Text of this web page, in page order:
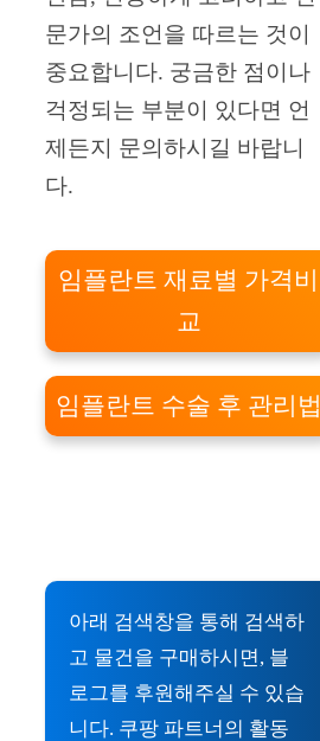
문가의 조언을 따르는 것이
중요합니다. 궁금한 점이나
걱정되는 부분이 있다면 언
제든지 문의하시길 바랍니
다.
임플란트 재료별 가격비
교
임플란트 수술 후 관리법
아래 검색창을 통해 검색하
고 물건을 구매하시면, 블
로그를 후원해주실 수 있습
니다. 쿠팡 파트너의 활동